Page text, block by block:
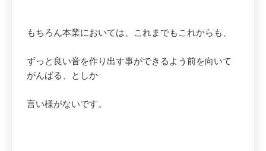
もちろん本業においては、これまでもこれからも、
ずっと良い音を作り出す事ができるよう前を向いて
がんばる、としか
言い様がないです。